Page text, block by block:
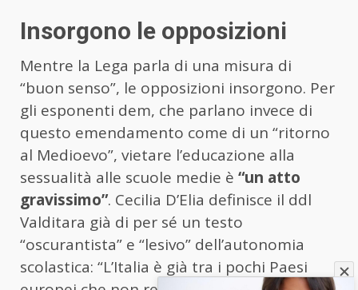
Insorgono le opposizioni
Mentre la Lega parla di una misura di
“buon senso”, le opposizioni insorgono. Per
gli esponenti dem, che parlano invece di
questo emendamento come di un “ritorno
al Medioevo”, vietare l’educazione alla
sessualità alle scuole medie è “un atto
gravissimo”. Cecilia D’Elia definisce il ddl
Valditara già di per sé un testo
“oscurantista” e “lesivo” dell’autonomia
scolastica: “L’Italia è già tra i pochi Paesi